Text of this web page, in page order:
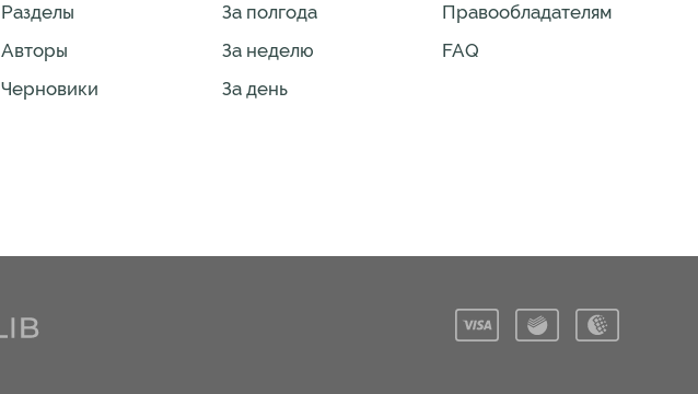
Разделы
Авторы
Черновики
За полгода
За неделю
За день
Правообладателям
FAQ